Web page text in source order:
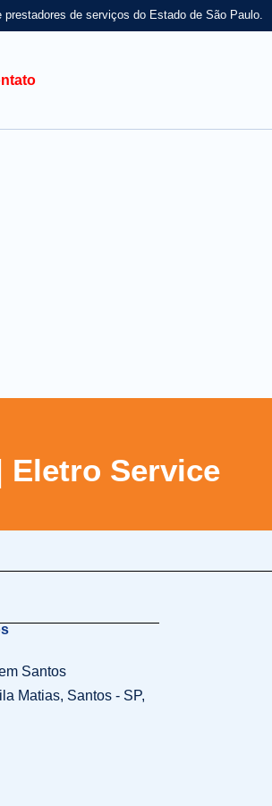
prestadores de serviços do Estado de São Paulo.
Eletro Service
Santos
Matias, Santos - SP,